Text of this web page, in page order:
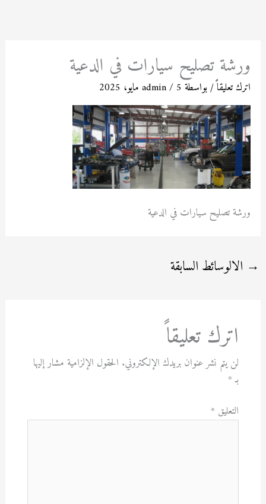
ورشة تصليح سيارات في الدعية
اترك تعليقاً/ بواسطة admin/ 5 مايو، 2025
ورشة تصليح سيارات في الدعية
→ الالوسائط السابقة
اترك تعليقاً
لن يتم نشر عنوان بريدك الإلكتروني. الحقول الإلزامية مشار إليها
بـ*
التعليق *